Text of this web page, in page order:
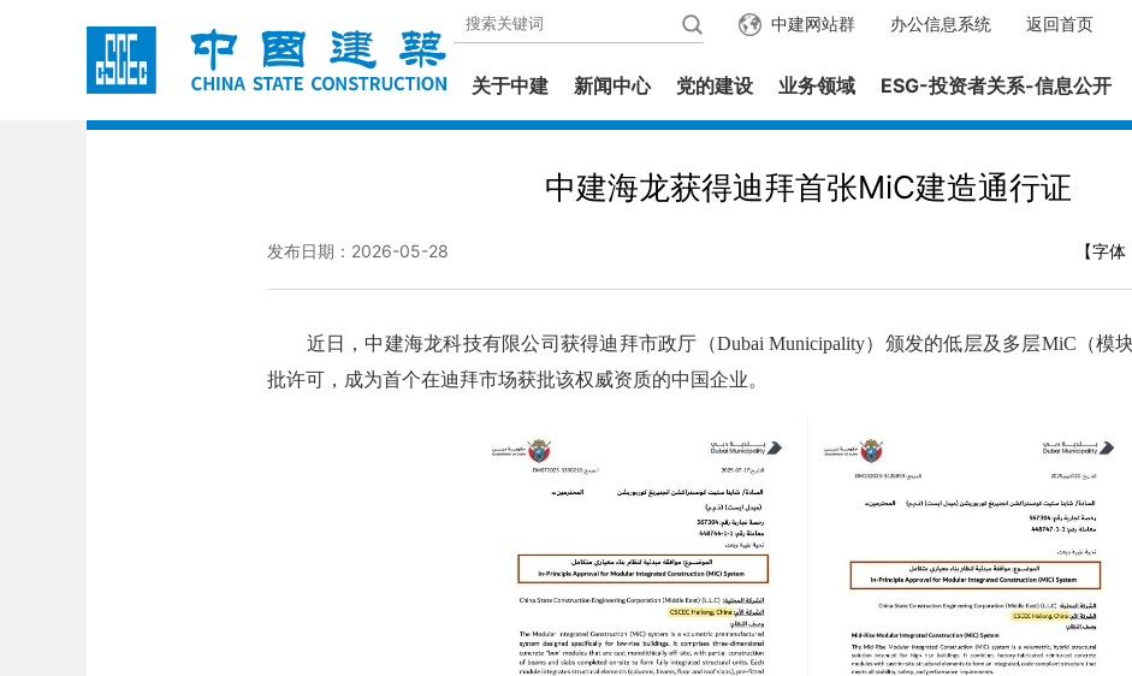
返回首页
办公信息系统
中建网站群
关于中建 新闻中心 党的建设 业务领域 ESG-投资者关系-信息公开
中建海龙获得迪拜首张MiC建造通行证
发布日期：2026-05-28 【字体
近日，中建海龙科技有限公司获得迪拜市政厅（Dubai Municipality）颁发的低层及多层MiC（模
批许可，成为首个在迪拜市场获批该权威资质的中国企业。